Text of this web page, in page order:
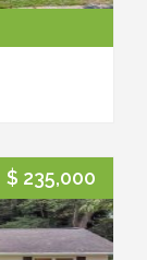
$ 235,000